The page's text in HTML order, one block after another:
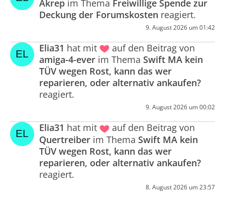
Akrep im Thema Freiwillige Spende zur
Deckung der Forumskosten reagiert.
9. August 2026 um 01:42
Elia31 hat mit
auf den Beitrag von
amiga-4-ever im Thema Swift MA kein
TÜV wegen Rost, kann das wer
reparieren, oder alternativ ankaufen?
reagiert.
9. August 2026 um 00:02
Elia31 hat mit
auf den Beitrag von
Quertreiber im Thema Swift MA kein
TÜV wegen Rost, kann das wer
reparieren, oder alternativ ankaufen?
reagiert.
8. August 2026 um 23:57